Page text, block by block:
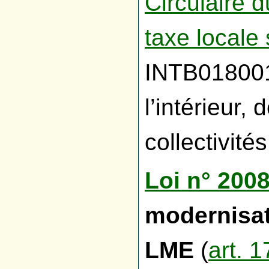
taxe locale
l’intérieur,
Loi n°
LME (art.